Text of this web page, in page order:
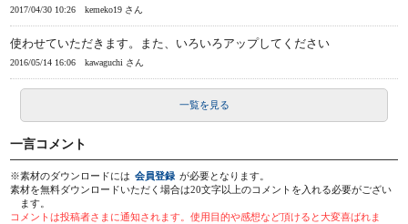
2017/04/30 10:26 kemeko19 さん
使わせていただきます。また、いろいろアップしてください
2016/05/14 16:06 kawaguchi さん
一覧を見る
一言コメント
※素材のダウンロードには 会員登録 が必要となります。
素材を無料ダウンロードいただく場合は20文字以上のコメントを入れる必要がござい
ます。
コメントは投稿者さまに通知されます。使用目的や感想など頂けると大変喜ばれま